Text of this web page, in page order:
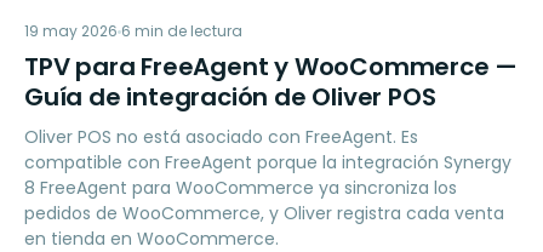
TP
ACCOUNTING
19 may 2026 6 min de lectura
TPV para FreeAgent y WooCommerce —
Guía de integración de Oliver POS
Oliver POS no está asociado con FreeAgent. Es
compatible con FreeAgent porque la integración Synergy
8 FreeAgent para WooCommerce ya sincroniza los
pedidos de WooCommerce, y Oliver registra cada venta
en tienda en WooCommerce.